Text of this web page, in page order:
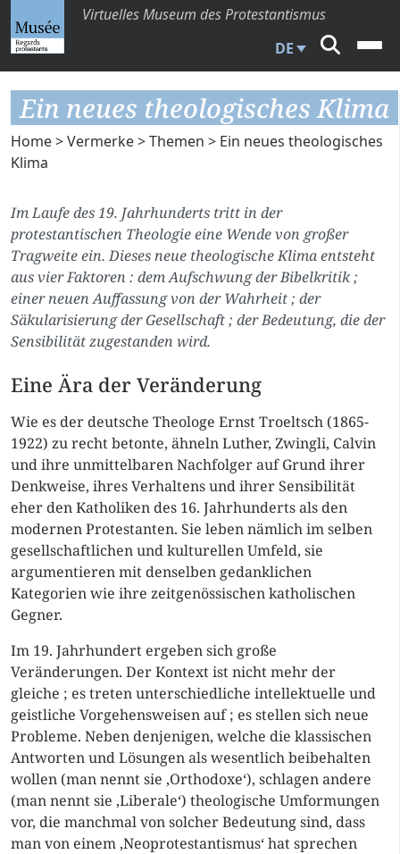
Virtuelles Museum des Protestantismus
DE
Ein neues theologisches Klima
Home>Vermerke>Themen > Ein neues theologisches
Klima
Im Laufe des 19. Jahrhunderts tritt in der
protestantischen Theologie eine Wende von großer
Tragweite ein. Dieses neue theologische Klima entsteht
aus vier Faktoren : dem Aufschwung der Bibelkritik ;
einer neuen Auffassung von der Wahrheit ; der
Säkularisierung der Gesellschaft ; der Bedeutung, die der
Sensibilität zugestanden wird.
Eine Ära der Veränderung
Wie es der deutsche Theologe Ernst Troeltsch (1865-
1922) zu recht betonte, ähneln Luther, Zwingli, Calvin
und ihre unmittelbaren Nachfolger auf Grund ihrer
Denkweise, ihres Verhaltens und ihrer Sensibilität
eher den Katholiken des 16. Jahrhunderts als den
modernen Protestanten. Sie leben nämlich im selben
gesellschaftlichen und kulturellen Umfeld, sie
argumentieren mit denselben gedanklichen
Kategorien wie ihre zeitgenössischen katholischen
Gegner.
Im 19. Jahrhundert ergeben sich große
Veränderungen. Der Kontext ist nicht mehr der
gleiche ; es treten unterschiedliche intellektuelle und
geistliche Vorgehensweisen auf ; es stellen sich neue
Probleme. Neben denjenigen, welche die klassischen
Antworten und Lösungen als wesentlich beibehalten
wollen (man nennt sie ‚Orthodoxe‘), schlagen andere
(man nennt sie ‚Liberale‘) theologische Umformungen
vor, die manchmal von solcher Bedeutung sind, dass
man von einem ‚Neoprotestantismus‘ hat sprechen